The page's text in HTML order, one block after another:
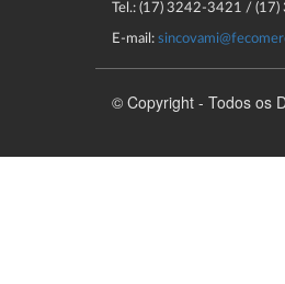
Tel.: (17) 3242-3421 /
E-mail:
© Copyright - Todos os